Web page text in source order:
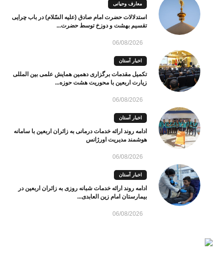
معارف وحیانی
استدلالات حضرت امام صادق (علیه السّلام) در باب چرایی
تقسیم بهشت و دوزخ توسط حضرت...
06/08/2026
اخبار آستان
تکمیل مقدمات برگزاری دهمین همایش علمی بین المللی
زیارت اربعین با محوریت هشت حوزه...
06/08/2026
اخبار آستان
ادامه روند ارائه خدمات درمانی به زائران اربعین با سامانه
هوشمند مدیریت اورژانس
06/08/2026
اخبار آستان
ادامه روند ارائه خدمات شبانه روزی به زائران اربعین در
بیمارستان امام زین العابدی...
06/08/2026